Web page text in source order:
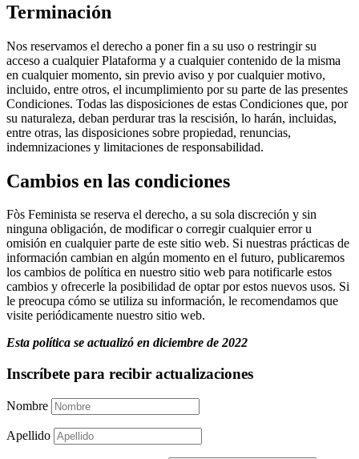
Terminación
Nos reservamos el derecho a poner fin a su uso o restringir su
acceso a cualquier Plataforma y a cualquier contenido de la misma
en cualquier momento, sin previo aviso y por cualquier motivo,
incluido, entre otros, el incumplimiento por su parte de las presentes
Condiciones. Todas las disposiciones de estas Condiciones que, por
su naturaleza, deban perdurar tras la rescisión, lo harán, incluidas,
entre otras, las disposiciones sobre propiedad, renuncias,
indemnizaciones y limitaciones de responsabilidad.
Cambios en las condiciones
Fòs Feminista se reserva el derecho, a su sola discreción y sin
ninguna obligación, de modificar o corregir cualquier error u
omisión en cualquier parte de este sitio web. Si nuestras prácticas de
información cambian en algún momento en el futuro, publicaremos
los cambios de política en nuestro sitio web para notificarle estos
cambios y ofrecerle la posibilidad de optar por estos nuevos usos. Si
le preocupa cómo se utiliza su información, le recomendamos que
visite periódicamente nuestro sitio web.
Esta política se actualizó en diciembre de 2022
Inscríbete para recibir actualizaciones
Nombre
Apellido